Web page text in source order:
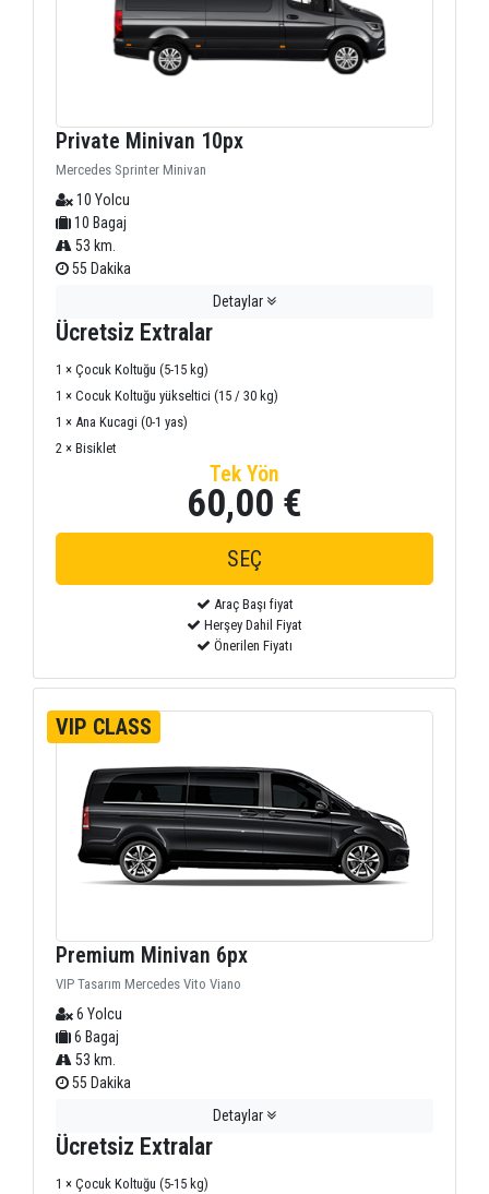
Private Minivan 10px
Mercedes Sprinter Minivan
10 Yolcu
10 Bagaj
53 km.
55 Dakika
Detaylar
Ücretsiz Extralar
1 × Çocuk Koltuğu (5-15 kg)
1 × Cocuk Koltuğu yükseltici (15 / 30 kg)
1 × Ana Kucagi (0-1 yas)
2 × Bisiklet
Tek Yön
60,00 €
Araç Başı fiyat
Herşey Dahil Fiyat
Önerilen Fiyatı
VIP CLASS
Premium Minivan 6px
VIP Tasarım Mercedes Vito Viano
6 Yolcu
6 Bagaj
53 km.
55 Dakika
Detaylar
Ücretsiz Extralar
1 × Çocuk Koltuğu (5-15 kg)